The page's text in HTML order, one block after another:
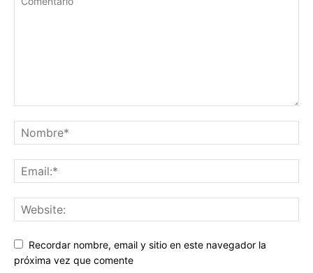
Recordar nombre, email y sitio en este navegador la
próxima vez que comente